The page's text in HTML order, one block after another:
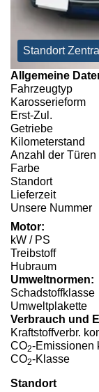
Standort
Allgemeine
Fahrzeugtyp
Karosserieform
Erst-Zul.
Getriebe
Kilometerstand
Anzahl der Türen
Farbe
Standort
Lieferzeit
Unsere Nummer
Motor:
kW / PS
Treibstoff
Hubraum
Umweltnormen:
Schadstoffklasse
Umweltplakette
Verbrauch und
Kraftstoffverbr.
CO2-Emissionen
CO2-Klasse
Standort